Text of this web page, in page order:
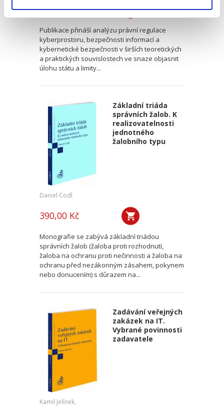
550,00 Kč
Publikace přináší analýzu právní regulace
kyberprostoru, bezpečnosti informací a
kybernetické bezpečnosti v širších teoretických
a praktických souvislostech ve snaze objasnit
úlohu státu a limity...
Základní triáda
správních žalob. K
realizovatelnosti
jednotného
žalobního typu
Daniel Codl
390,00 Kč
Monografie se zabývá základní triádou
správních žalob (žaloba proti rozhodnutí,
žaloba na ochranu proti nečinnosti a žaloba na
ochranu před nezákonným zásahem, pokynem
nebo donucením) s důrazem na...
Zadávání veřejných
zakázek na IT.
Vybrané povinnosti
zadavatele
Kamil Jelínek,